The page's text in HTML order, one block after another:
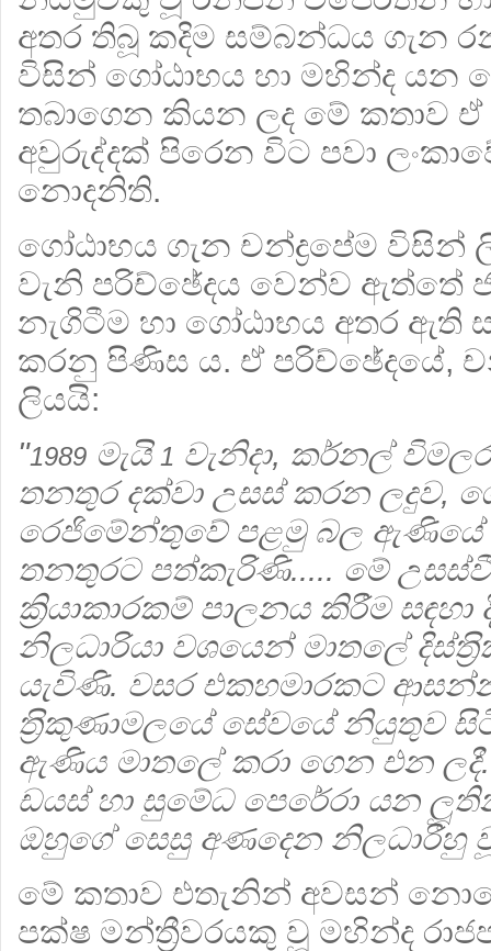
අතර තිබූ කදිම සම්බන්ධය ගැන
විසින් ගෝඨාභය හා මහින්ද යන
තබාගෙන කියන ලද මේ කතාව ඒ
අවුරුද්දක් පිරෙන විට පවා
නොදනිති.
ගෝඨාභය ගැන චන්ද්‍රපේම විසින්
වැනි පරිච්ඡේදය වෙන්ව ඇත්තේ
නැගිටීම හා ගෝඨාභය අතර ඇති
කරනු පිණිස ය. ඒ පරිච්ඡේදයේ,
ලියයි:
"1989 මැයි 1 වැනිදා, කර්නල්
තනතුර දක්වා උසස් කරන ලදුව,
රෙජිමේන්තුවේ පළමු බල ඇණියේ
තනතුරට පත්කැරිණි..... මේ
ක්‍රියාකාරකම් පාලනය කිරීම
නිලධාරියා වශයෙන් මාතලේ
යැවිණි. වසර එකහමාරකට
ත‍්‍රිකුණාමලයේ සේවයේ නියුතුව
ඇණිය මාතලේ කරා ගෙන එන ලදී.
ඩයස් හා සුමේධ පෙරේරා යන
ඔහුගේ සෙසු අණදෙන නිලධාරීහු
මේ කතාව එතැනින් අවසන්
පක්ෂ මන්ත්‍රීවරයකු වූ මහින්ද